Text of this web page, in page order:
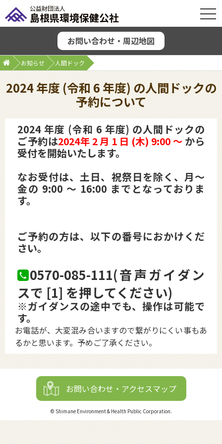
公益財団法人
島根県環境保健公社
お問い合わせ・周辺地図
お知らせ 人間ドック
2024 年度 (令和 6 年度) の人間ドックの
予約について
2024 年度 (令和 6 年度) の人間ドックの
ご予約は2024年 2 月 1 日 (木) 9:00 ～ から
受付を開始いたします。
なお受付は、土日、祝祭日を除く、月～
金の 9:00 ～ 16:00 までとなっておりま
す。
ご予約の方は、以下の番号におかけくだ
さい。
0570-085-111(音声ガイダン
スで [1] を押してください)
※ガイダンスの途中でも、操作は可能で
す。
お電話が、大変混み合いますので繋がりにくい事もあ
るかと思います。予めご了承ください。
お問い合わせ・アクセスマップ
© Shimane Environment & Health Public Corporation.